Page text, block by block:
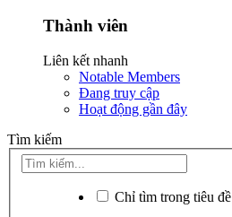
Thành viên
Liên kết nhanh
Notable Members
Đang truy cập
Hoạt động gần đây
Tìm kiếm
Chỉ tìm trong tiêu đề